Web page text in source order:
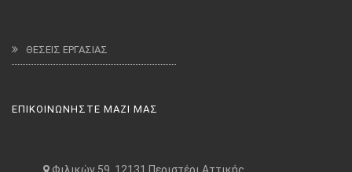
ΘΕΣΕΙΣ ΕΡΓΑΣΙΑΣ
ΕΠΙΚΟΙΝΩΝΗΣΤΕ ΜΑΖΙ ΜΑΣ
Φιλικών 59, 12131 Περιστέρι Αττικής